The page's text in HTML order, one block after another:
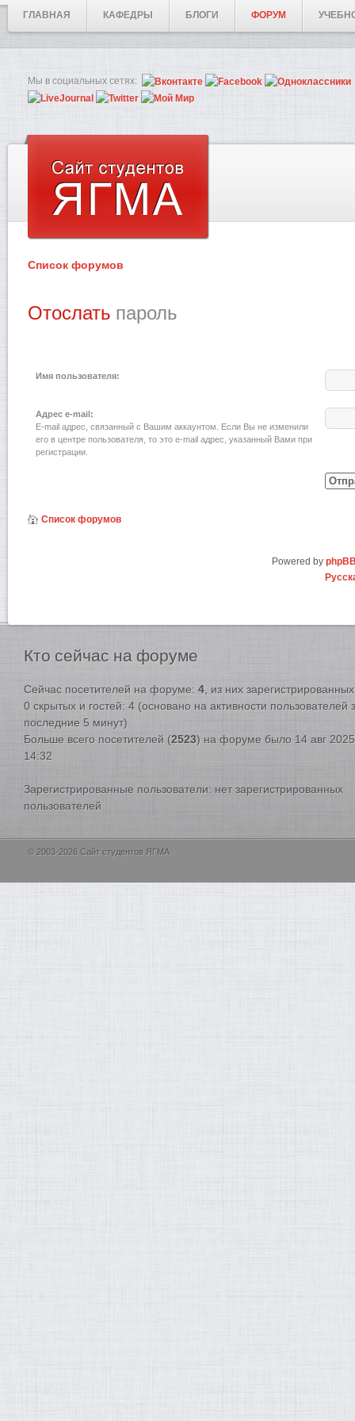
ГЛАВНАЯ КАФЕДРЫ БЛОГИ ФОРУМ
Мы в социальных сетях:
Список форумов
Отослать пароль
Имя пользователя:
Адрес e-mail:
E-mail адрес, связанный с Вашим аккаунтом. Если Вы не изменили
его в центре пользователя, то это e-mail адрес, указанный Вами при
регистрации.
Список форумов
Powered by
Кто сейчас на форуме
Сейчас посетителей на форуме: 4 , из них
0 скрытых и гостей: 4 (основано на активности пользователей
последние 5 минут)
Больше всего посетителей (2523) на форуме было 14 авг
14:32
Зарегистрированные пользователи: нет зарегистрированных
пользователей
© 2003-2026 Сайт студентов ЯГМА